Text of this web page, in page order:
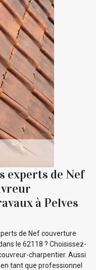
experts de Nef
à Pelves
de Nef couverture
le 62118 ? Choisissez-
charpentier. Aussi
tant que professionnel